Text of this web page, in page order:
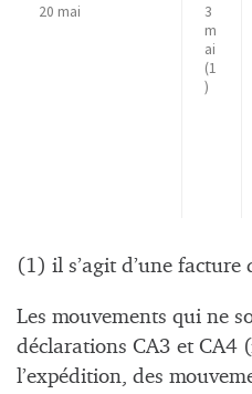
20 mai
3
m
ai
(1
)
(1) il s’agit d’une facture
Les mouvements qui ne
déclarations CA3 et CA4
l’expédition, des